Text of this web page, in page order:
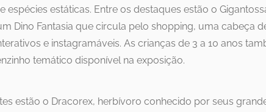
espécies estáticas. Entre os destaques estão o
Dino Fantasia que circula pelo shopping, uma cabeça
e instagramáveis. As crianças de 3 a 10 anos
temático disponível na exposição.
estão o Dracorex, herbívoro conhecido por seus